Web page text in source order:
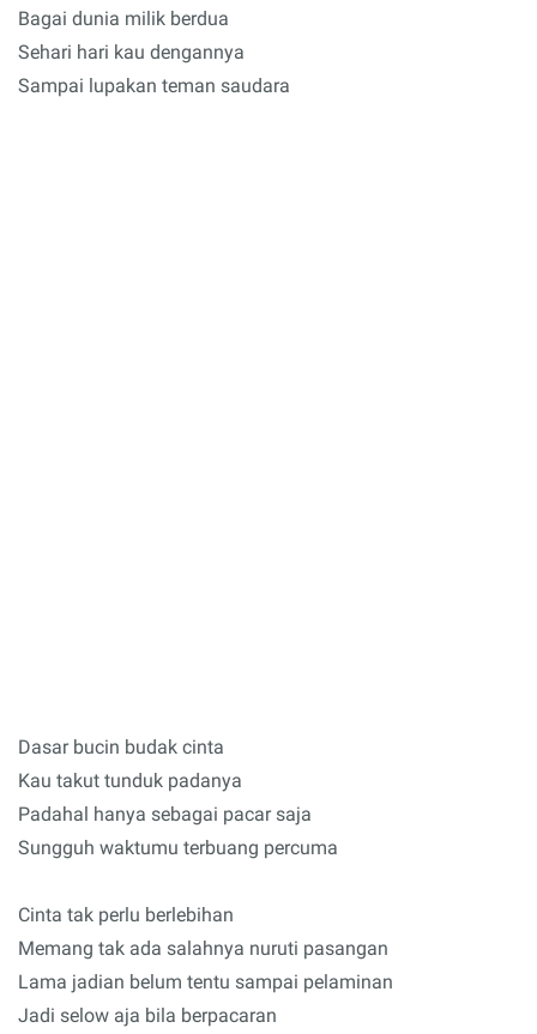
Bagai dunia milik berdua
Sehari hari kau dengannya
Sampai lupakan teman saudara
Dasar bucin budak cinta
Kau takut tunduk padanya
Padahal hanya sebagai pacar saja
Sungguh waktumu terbuang percuma
Cinta tak perlu berlebihan
Memang tak ada salahnya nuruti pasangan
Lama jadian belum tentu sampai pelaminan
Jadi selow aja bila berpacaran